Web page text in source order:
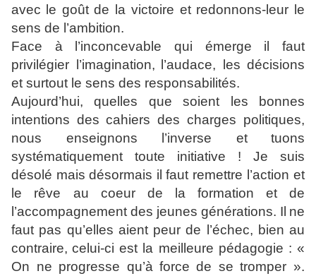
avec le goût de la victoire et redonnons-leur le
sens de l’ambition.
Face à l’inconcevable qui émerge il faut
privilégier l’imagination,
l’audace, les décisions
et surtout le sens des responsabilités.
Aujourd’hui, quelles que soient les bonnes
intentions des cahiers des charges politiques,
nous enseignons l’inverse et
tuons
systématiquement toute initiative ! Je suis
désolé mais désormais il faut remettre l’action et
le rêve au coeur de la
formation et de
l’accompagnement des jeunes générations. Il ne
faut pas qu’elles aient peur de l’échec, bien au
contraire, celui-ci est la meilleure pédagogie : «
On ne progresse qu’à force de se tromper ».